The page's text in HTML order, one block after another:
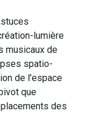
lumière
musicaux de
spatio-
de l'espace
que
des